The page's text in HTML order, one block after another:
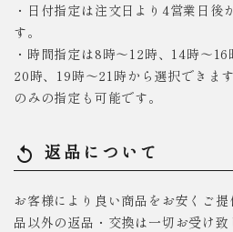
・日付指定は注文日より4営業日後
す。
・時間指定は8時～12時、14時～
20時、19時～21時から選択できま
のみの指定も可能です。
replay 返品について
お客様により良い商品をお安くご
品以外の返品・交換は一切お受け致